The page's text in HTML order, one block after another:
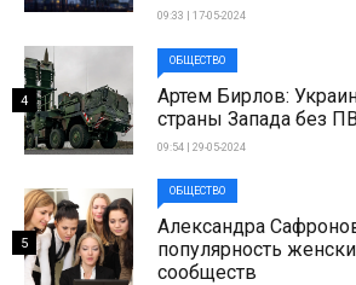
09:33 | 17-05-2024
ОБЩЕСТВО
Артем Бирлов:
страны Запада без
09:54 | 29-05-2024
4
ОБЩЕСТВО
Александра
популярность
сообществ
5